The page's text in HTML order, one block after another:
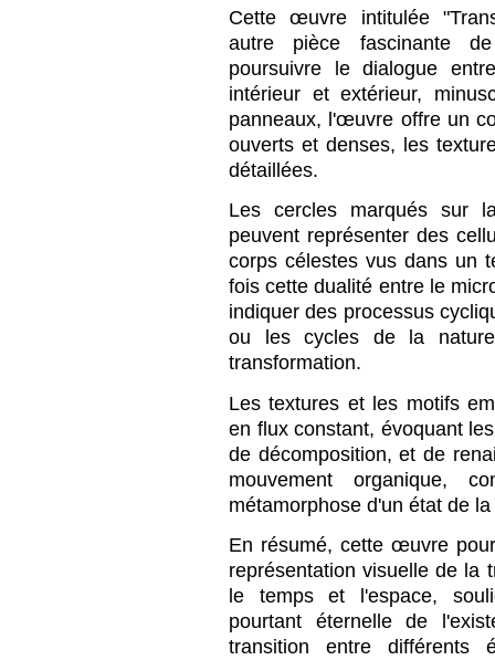
Cette œuvre intitulée
autre pièce fascinante
poursuivre le dialogue
intérieur et extérieur,
panneaux, l'œuvre offre un
ouverts et denses, les
détaillées.
Les cercles marqués sur
peuvent représenter des
corps célestes vus dans un
fois cette dualité entre le
indiquer des processus
ou les cycles de la
transformation.
Les textures et les motifs
en flux constant, évoquant
de décomposition, et de
mouvement organique,
métamorphose d'un état de
En résumé, cette œuvre
représentation visuelle de la
le temps et l'espace,
pourtant éternelle de
transition entre différents